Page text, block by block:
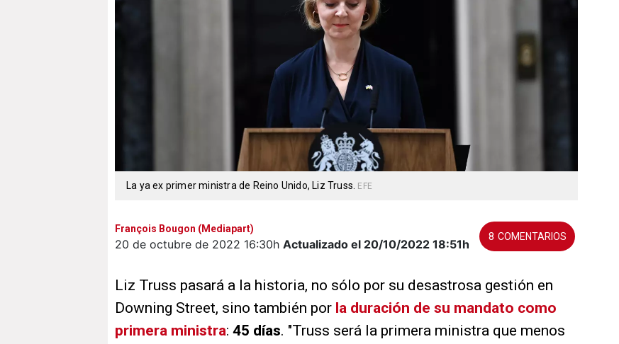
La ya ex primer ministra de Reino Unido, Liz Truss. EFE
François Bougon (Mediapart)
20 de octubre de 2022 16:30h Actualizado el 20/10/2022 18:51h
8
Liz Truss pasará a la historia, no sólo por su desastrosa gestión en
Downing Street, sino también por la duración de su mandato como
primera ministra: 45 días. "Truss será la primera ministra que menos